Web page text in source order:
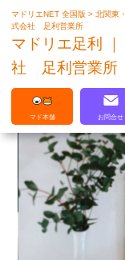
マ
マドリエNET 全国版>北関東
式会社 足利営業所
マドリエ足利
社 足利営業所
マド本舗 お問合せ